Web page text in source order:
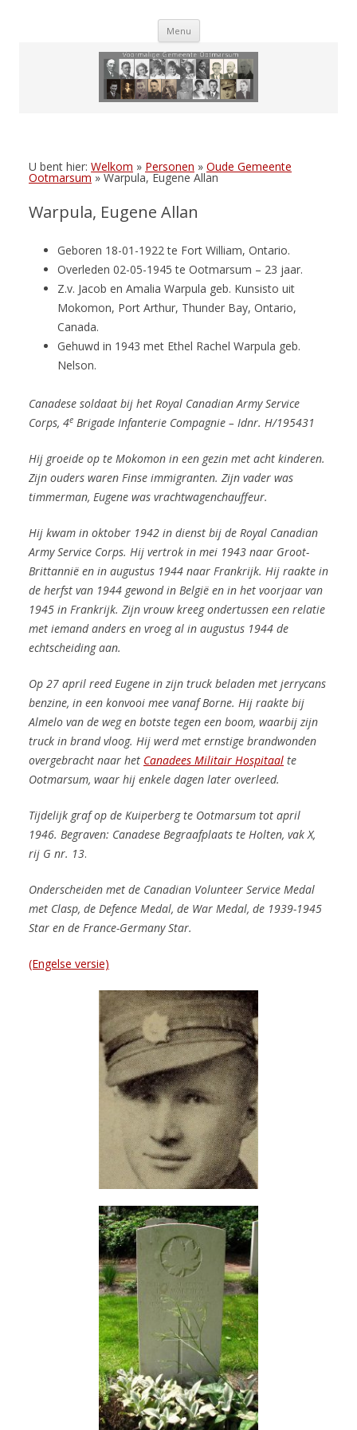
Menu Skip
U bent hier: Welkom » Personen » Oude Gemeente
Ootmarsum»Warpula, Eugene Allan
Warpula, Eugene Allan
Geboren 18-01-1922 te Fort William, Ontario.
Overleden 02-05-1945 te Ootmarsum – 23 jaar.
Z.v. Jacob en Amalia Warpula geb. Kunsisto uit
Mokomon, Port Arthur, Thunder Bay, Ontario,
Canada.
Gehuwd in 1943 met Ethel Rachel Warpula geb.
Nelson.
Canadese soldaat bij het Royal Canadian Army Service
Corps, 4e Brigade Infanterie Compagnie – Idnr. H/195431
Hij groeide op te Mokomon in een gezin met acht kinderen.
Zijn ouders waren Finse immigranten. Zijn vader was
timmerman, Eugene was vrachtwagenchauffeur.
Hij kwam in oktober 1942 in dienst bij de Royal Canadian
Army Service Corps. Hij vertrok in mei 1943 naar Groot-
Brittannië en in augustus 1944 naar Frankrijk. Hij raakte in
de herfst van 1944 gewond in België en in het voorjaar van
1945 in Frankrijk. Zijn vrouw kreeg ondertussen een relatie
met iemand anders en vroeg al in augustus 1944 de
echtscheiding aan.
Op 27 april reed Eugene in zijn truck beladen met jerrycans
benzine, in een konvooi mee vanaf Borne. Hij raakte bij
Almelo van de weg en botste tegen een boom, waarbij zijn
truck in brand vloog. Hij werd met ernstige brandwonden
overgebracht naar het Canadees Militair Hospitaal te
Ootmarsum, waar hij enkele dagen later overleed.
Tijdelijk graf op de Kuiperberg te Ootmarsum tot april
1946. Begraven: Canadese Begraafplaats te Holten, vak X,
rij G nr. 13.
Onderscheiden met de Canadian Volunteer Service Medal
met Clasp, de Defence Medal, de War Medal, de 1939-1945
Star en de France-Germany Star.
(Engelse versie)